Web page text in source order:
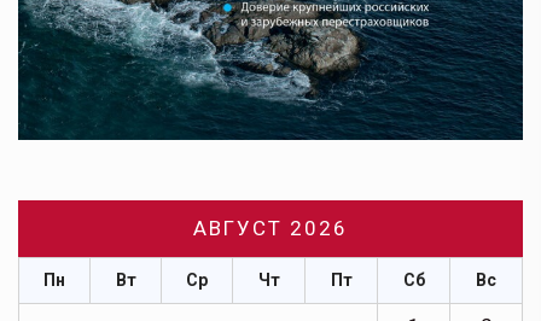
АВГУСТ 2026
Пн Вт Ср Чт Пт Сб Вс